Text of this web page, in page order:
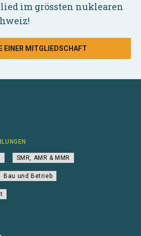
im grössten nuklearen
EINER MITGLIEDSCHAFT
SMR, AMR & MMR
Bau und Betrieb